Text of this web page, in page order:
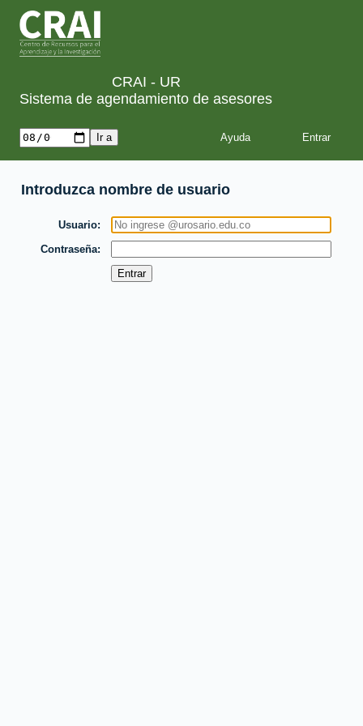
CRAI - UR
Sistema de agendamiento de asesores
Ayuda
Introduzca nombre de usuario
Usuario
Contraseña